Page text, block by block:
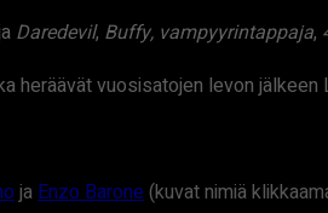
Daredevil, Buffy, vampyyrintappaja,
vuosisatojen levon
jaEnzo Barone(kuvat nimiä